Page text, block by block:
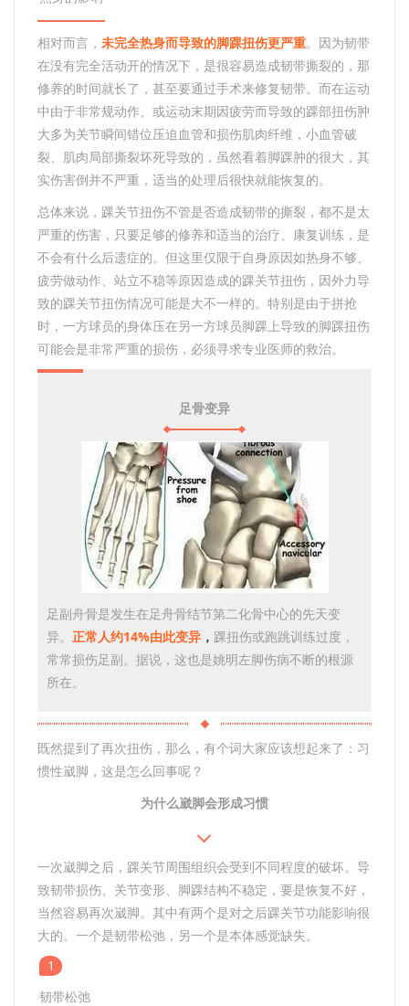
相对而言， 未完全热身而导致的脚踝扭伤更严重。因为韧带
在没有完全活动开的情况下，是很容易造成韧带撕裂的，那
修养的时间就长了，甚至要通过手术来修复韧带。而在运动
中由于非常规动作、或运动末期因疲劳而导致的踝部扭伤肿
大多为关节瞬间错位压迫血管和损伤肌肉纤维，小血管破
裂、肌肉局部撕裂坏死导致的，虽然看着脚踝肿的很大，其
实伤害倒并不严重，适当的处理后很快就能恢复的。
总体来说，踝关节扭伤不管是否造成韧带的撕裂，都不是太
严重的伤害，只要足够的修养和适当的治疗、康复训练，是
不会有什么后遗症的。但这里仅限于自身原因如热身不够、
疲劳做动作、站立不稳等原因造成的踝关节扭伤，因外力导
致的踝关节扭伤情况可能是大不一样的。特别是由于拼抢
时，一方球员的身体压在另一方球员脚踝上导致的脚踝扭伤
可能会是非常严重的损伤，必须寻求专业医师的救治。
足骨变异
足副舟骨是发生在足舟骨结节第二化骨中心的先天变
异。 正常人约14%由此变异 ， 踝扭伤或跑跳训练过度，
常常损伤足副。据说，这也是姚明左脚伤病不断的根源
所在。
既然提到了再次扭伤，那么，有个词大家应该想起来了：习
惯性崴脚，这是怎么回事呢？
为什么崴脚会形成习惯
一次崴脚之后，踝关节周围组织会受到不同程度的破坏。导
致韧带损伤、关节变形、脚踝结构不稳定，要是恢复不好，
当然容易再次崴脚。其中有两个是对之后踝关节功能影响很
大的。一个是韧带松弛，另一个是本体感觉缺失。
1
韧带松弛